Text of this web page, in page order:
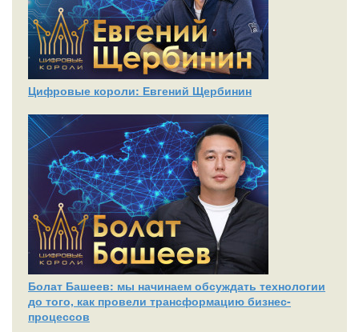
Цифровые короли: Евгений Щербинин
Болат Башеев: мы начинаем обсуждать технологии
до того, как провели трансформацию бизнес-
процессов